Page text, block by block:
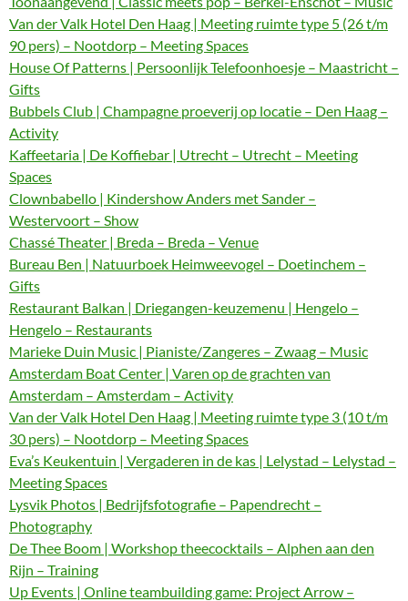
Van der Valk Hotel Den Haag | Meeting ruimte type 5 (26 t/m
90 pers) – Nootdorp – Meeting Spaces
House Of Patterns | Persoonlijk Telefoonhoesje – Maastricht –
Gifts
Bubbels Club | Champagne proeverij op locatie – Den Haag –
Activity
Kaffeetaria | De Koffiebar | Utrecht – Utrecht – Meeting
Spaces
Clownbabello | Kindershow Anders met Sander –
Westervoort – Show
Chassé Theater | Breda – Breda – Venue
Bureau Ben | Natuurboek Heimweevogel – Doetinchem –
Gifts
Restaurant Balkan | Driegangen-keuzemenu | Hengelo –
Hengelo – Restaurants
Marieke Duin Music | Pianiste/Zangeres – Zwaag – Music
Amsterdam Boat Center | Varen op de grachten van
Amsterdam – Amsterdam – Activity
Van der Valk Hotel Den Haag | Meeting ruimte type 3 (10 t/m
30 pers) – Nootdorp – Meeting Spaces
Eva’s Keukentuin | Vergaderen in de kas | Lelystad – Lelystad –
Meeting Spaces
Lysvik Photos | Bedrijfsfotografie – Papendrecht –
Photography
De Thee Boom | Workshop theecocktails – Alphen aan den
Rijn – Training
Up Events | Online teambuilding game: Project Arrow –